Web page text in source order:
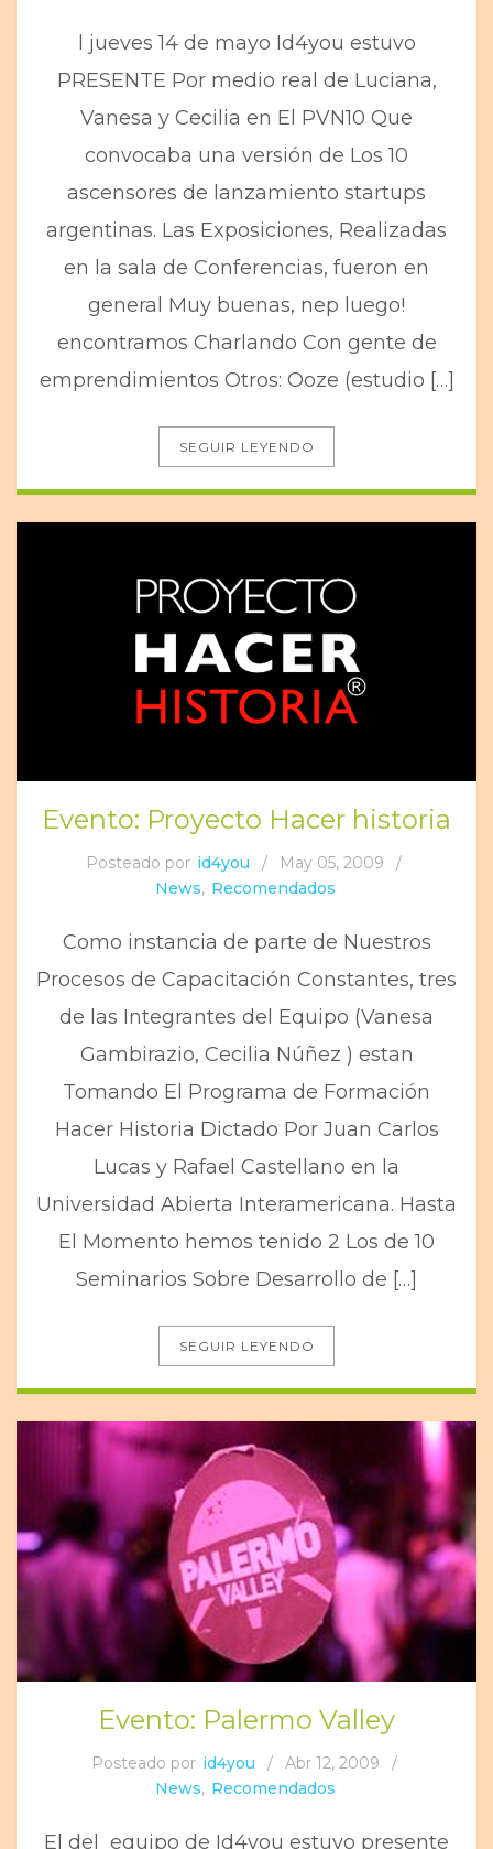
l jueves 14 de mayo Id4you estuvo
PRESENTE Por medio real de Luciana,
Vanesa y Cecilia en El PVN10 Que
convocaba una versión de Los 10
ascensores de lanzamiento startups
argentinas. Las Exposiciones, Realizadas
en la sala de Conferencias, fueron en
general Muy buenas, nep luego!
encontramos Charlando Con gente de
emprendimientos Otros: Ooze (estudio […]
SEGUIR LEYENDO
Evento: Proyecto Hacer historia
Posteado por id4you / May 05, 2009
/
News, Recomendados
Como instancia de parte de Nuestros
Procesos de Capacitación Constantes, tres
de las Integrantes del Equipo (Vanesa
Gambirazio, Cecilia Núñez ) estan
Tomando El Programa de Formación
Hacer Historia Dictado Por Juan Carlos
Lucas y Rafael Castellano en la
Universidad Abierta Interamericana. Hasta
El Momento hemos tenido 2 Los de 10
Seminarios Sobre Desarrollo de […]
SEGUIR LEYENDO
Evento: Palermo Valley
Posteado por id4you / Abr 12, 2009
/
News, Recomendados
El del equipo de Id4you estuvo presente